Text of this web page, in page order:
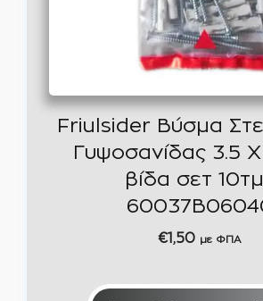
Friulsider Βύσμα
Γυψοσανίδας 3.5
βίδα σετ
€1,50 με ΦΠΑ